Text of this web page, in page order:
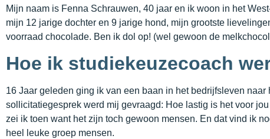
Mijn naam is Fenna Schrauwen, 40 jaar en ik woon in het
mijn 12 jarige dochter en 9 jarige hond, mijn grootste
voorraad chocolade. Ben ik dol op! (wel gewoon de
Hoe ik studiekeuzecoach
16 Jaar geleden ging ik van een baan in het bedrijfsleven naar
sollicitatiegesprek werd mij gevraagd: Hoe lastig is het voor
zei ik toen want het zijn toch gewoon mensen. En dat vind ik
heel leuke groep mensen.